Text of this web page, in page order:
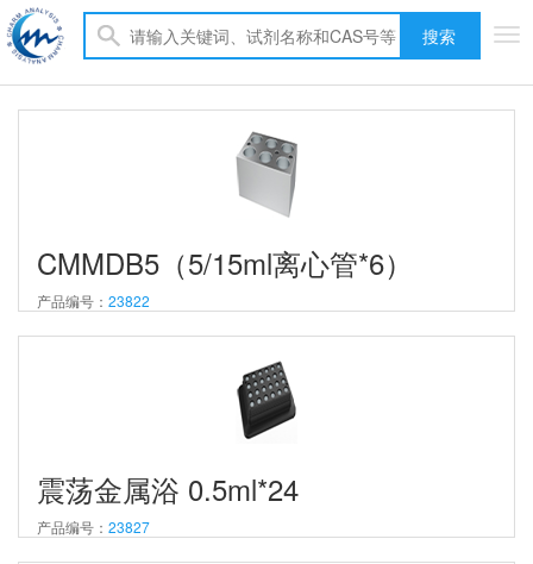
搜索
CMMDB5（5/15ml离心管*6）
产品编号： 23822
震荡金属浴 0.5ml*24
产品编号： 23827